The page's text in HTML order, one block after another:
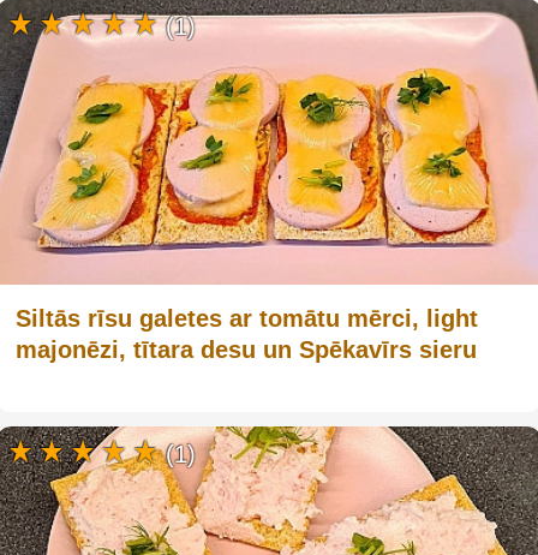
Siltās rīsu galetes ar tomātu mērci, light
majonēzi, tītara desu un Spēkavīrs sieru
(1)
(1)